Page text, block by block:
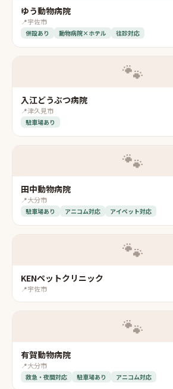
ゆう動物病院
📍宇佐市
併設あり 動物病院×ホテル 往診対応
🐾
入江どうぶつ病院
📍津久見市
駐車場あり
🐾
田中動物病院
📍大分市
駐車場あり アニコム対応 アイペット対応
🐾
KENペットクリニック
📍宇佐市
🐾
有賀動物病院
📍大分市
救急・夜間対応 駐車場あり アニコム対応